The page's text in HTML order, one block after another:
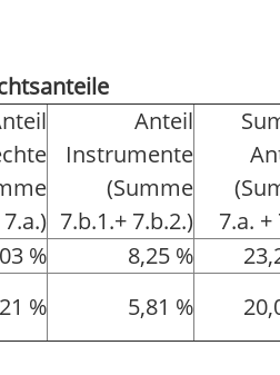
7.a.)
Anteil
Instrumente
(Summe
7.b.1.+ 7.b.2.)
7.a. +
% 8,25 %
% 5,81 %